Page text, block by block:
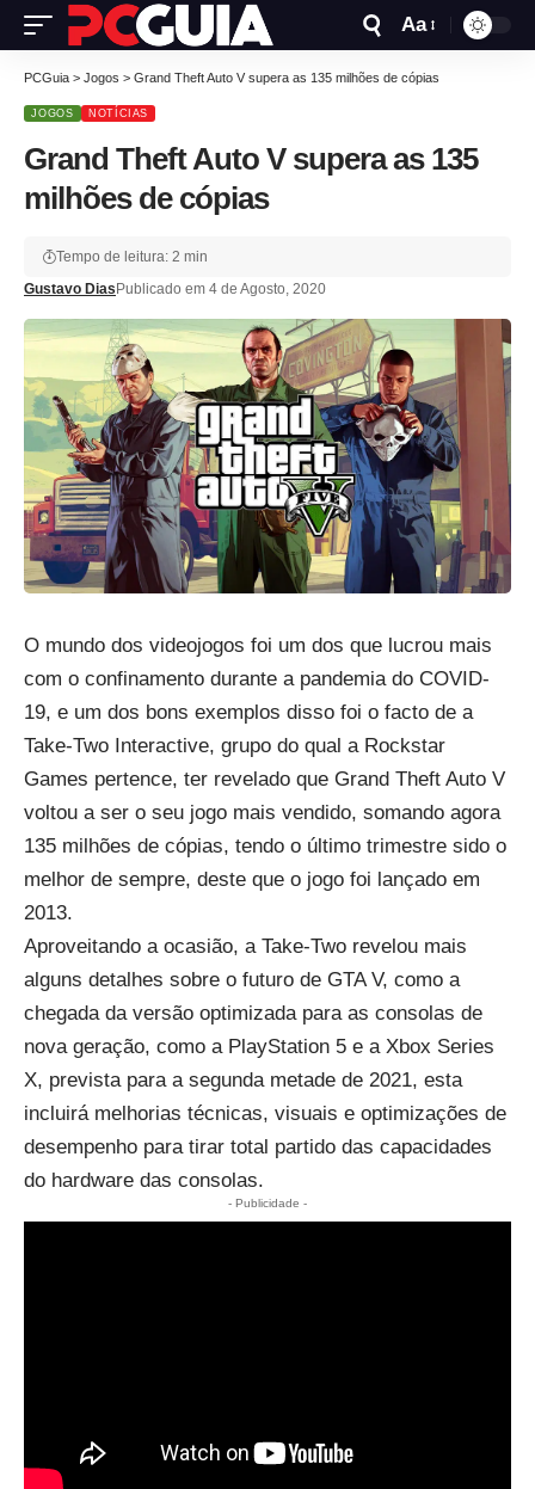
Aa
PCGuia > Jogos > Grand Theft Auto V supera as 135 milhões de cópias
JOGOS NOTÍCIAS
Grand Theft Auto V supera as 135
milhões de cópias
Gustavo Dias Publicado em 4 de Agosto, 2020
Tempo de leitura: 2 min
O mundo dos videojogos foi um dos que lucrou mais
com o confinamento durante a pandemia do COVID-
19, e um dos bons exemplos disso foi o facto de a
Take-Two Interactive, grupo do qual a Rockstar
Games pertence, ter revelado que Grand Theft Auto V
voltou a ser o seu jogo mais vendido, somando agora
135 milhões de cópias, tendo o último trimestre sido o
melhor de sempre, deste que o jogo foi lançado em
2013.
Aproveitando a ocasião, a Take-Two revelou mais
alguns detalhes sobre o futuro de GTA V, como a
chegada da versão optimizada para as consolas de
nova geração, como a PlayStation 5 e a Xbox Series
X, prevista para a segunda metade de 2021, esta
incluirá melhorias técnicas, visuais e optimizações de
desempenho para tirar total partido das capacidades
do hardware das consolas.
- Publicidade -